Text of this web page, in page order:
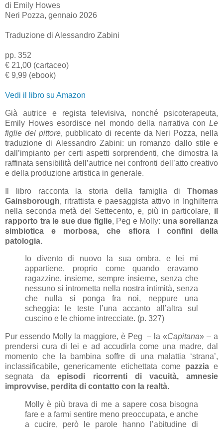
di Emily Howes
Neri Pozza, gennaio 2026
Traduzione di Alessandro Zabini
pp. 352
€ 21,00 (cartaceo)
€ 9,99 (ebook)
Vedi il libro su Amazon
Già autrice e regista televisiva, nonché psicoterapeuta,
Emily Howes esordisce nel mondo della narrativa con Le
figlie del pittore, pubblicato di recente da Neri Pozza, nella
traduzione di Alessandro Zabini: un romanzo dallo stile e
dall’impianto per certi aspetti sorprendenti, che dimostra la
raffinata sensibilità dell’autrice nei confronti dell’atto creativo
e della produzione artistica in generale.
Il libro racconta la storia della famiglia di Thomas
Gainsborough, ritrattista e paesaggista attivo in Inghilterra
nella seconda metà del Settecento, e, più in particolare, il
rapporto tra le sue due figlie, Peg e Molly: una sorellanza
simbiotica e morbosa, che sfiora i confini della
patologia.
Io divento di nuovo la sua ombra, e lei mi
appartiene, proprio come quando eravamo
ragazzine, insieme, sempre insieme, senza che
nessuno si intrometta nella nostra intimità, senza
che nulla si ponga fra noi, neppure una
scheggia: le teste l’una accanto all’altra sul
cuscino e le chiome intrecciate. (p. 327)
Pur essendo Molly la maggiore, è Peg – la «Capitana» – a
prendersi cura di lei e ad accudirla come una madre, dal
momento che la bambina soffre di una malattia ‘strana’,
inclassificabile, genericamente etichettata come pazzia e
segnata daepisodi ricorrenti di vacuità, amnesie
improvvise, perdita di contatto con la realtà.
Molly è più brava di me a sapere cosa bisogna
fare e a farmi sentire meno preoccupata, e anche
a cucire, però le parole hanno l’abitudine di